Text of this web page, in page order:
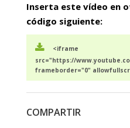
Inserta este vídeo en
código siguiente:
<iframe
src="https://
frameborder="0"
COMPARTIR